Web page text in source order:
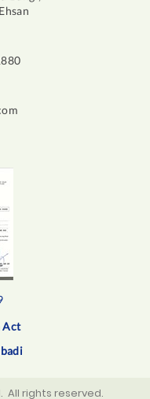
Act
. All rights reserved.